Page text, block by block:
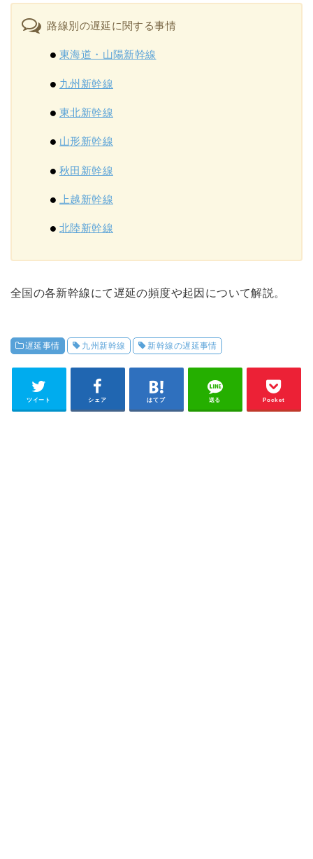
路線別の遅延に関する事情
東海道・山陽新幹線
九州新幹線
東北新幹線
山形新幹線
秋田新幹線
上越新幹線
北陸新幹線
全国の各新幹線にて遅延の頻度や起因について解説。
遅延事情 九州新幹線 新幹線の遅延事情
ツイート シェア はてブ 送る Pocket